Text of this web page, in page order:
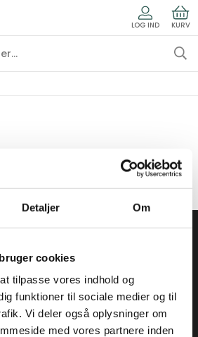
Detaljer Om
cookies
tilpasse vores indhold og
funktioner til sociale medier og til
Vi deler også oplysninger om
med vores partnere inden
LOG IND KURV
hos Dania Nova har på tilbud lige
Rødovre Danmark